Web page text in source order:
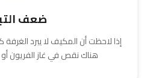
ضعف
إذا لاحظت أن المكيف لا يبرد
هناك نقص في غاز الفريون